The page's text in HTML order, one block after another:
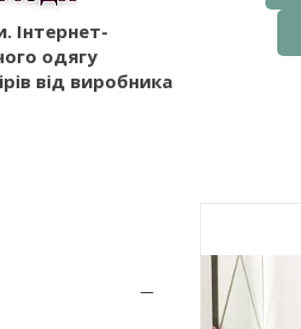
Інтернет-
одягу
від виробника